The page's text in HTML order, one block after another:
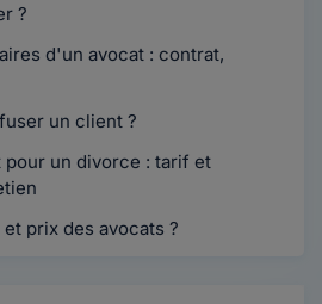
?
d'un avocat : contrat,
un client ?
pour un divorce : tarif et
prix des avocats ?